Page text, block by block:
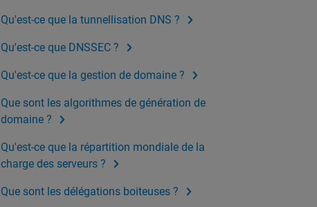
Qu'est-ce que la tunnellisation DNS ?
Qu'est-ce que DNSSEC ?
Qu'est-ce que la gestion de domaine ?
Que sont les algorithmes de génération de
domaine ?
Qu'est-ce que la répartition mondiale de la
charge des serveurs ?
Que sont les délégations boiteuses ?